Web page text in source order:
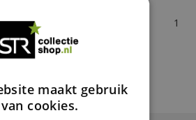
1
maakt gebruik
van cookies.